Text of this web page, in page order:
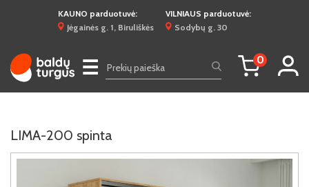
KAUNO parduotuvė:
Jėgainės g. 1, Biruliškės
VILNIAUS parduotuvė:
Sodybų g. 30
☰ 0
LIMA-200 spinta